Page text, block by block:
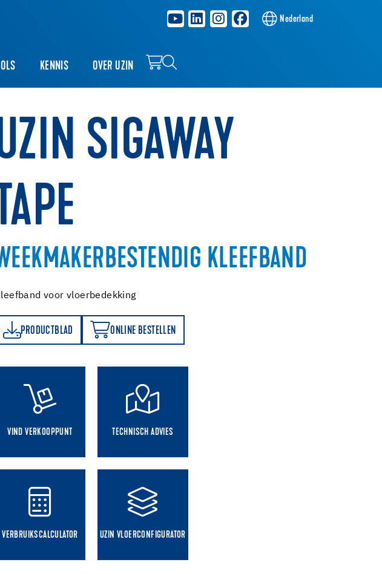
Nederland
KENNIS OVER UZIN
SIGAWAY
TAPE
KLEEFBAND
voor vloerbedekking
PRODUCTBLAD ONLINE BESTELLEN
ONLINE BESTELLEN
VIND VERKOOPPUNT TECHNISCH ADVIES
VERBRUIKSCALCULATOR UZIN VLOERCONFIGURATOR